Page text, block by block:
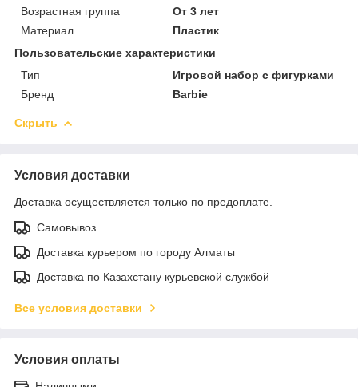
Возрастная группа
От 3 лет
Материал
Пластик
Пользовательские характеристики
Тип
Игровой набор с фигурками
Бренд
Barbie
Скрыть
Условия доставки
Доставка осуществляется только по предоплате.
Самовывоз
Доставка курьером по городу Алматы
Доставка по Казахстану курьевской службой
Все условия доставки
Условия оплаты